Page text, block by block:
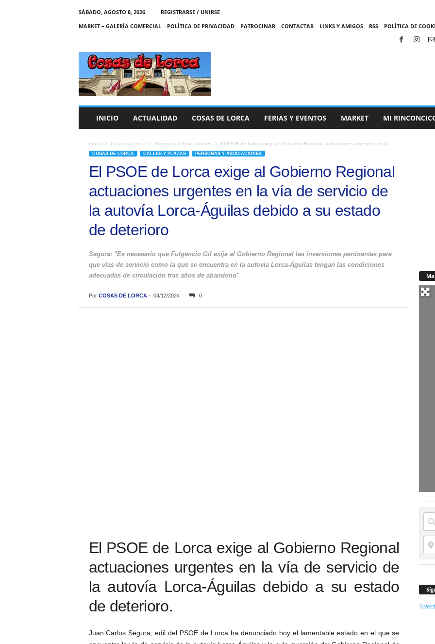
SÁBADO, AGOSTO 8, 2026
REGISTRARSE / UNIRSE
MARKET – GALERÍA COMERCIAL
POLÍTICA DE PRIVACIDAD PATROCINAR CONTACTAR LINKS Y AMIGOS RSS POLÍTICA DE
C
A
S
INICIO ACTUALIDAD COSAS DE LORCA FERIAS Y EVENTOS MARKET MI
Inicio Cosas de Lorca Personas y Asociaciones El PSOE de Lorca exige al Gobierno Regional actuaciones urgentes en la...
COSAS DE LORCA CALLES Y PLAZAS PERSONAS Y ASOCIACIONES
El PSOE de Lorca exige al Gobierno Regional
actuaciones urgentes en la vía de servicio de
la autovía Lorca-Águilas debido a su estado
de deterioro
Segura: "Es necesario que Fulgencio Gil exija al Gobierno Regional las inversiones pertinentes para
que vías de servicio como la que se encuentra en la autovía Lorca-Águilas tengan las condiciones
adecuadas de circulación tras años de abandono"
Por COSAS DE LORCA- 04/12/2024 0
El PSOE de Lorca exige al Gobierno Regional
actuaciones urgentes en la vía de servicio de
la autovía Lorca-Águilas debido a su estado
de deterioro.
Juan Carlos Segura, edil del PSOE de Lorca ha denunciado hoy el lamentable estado en el que se